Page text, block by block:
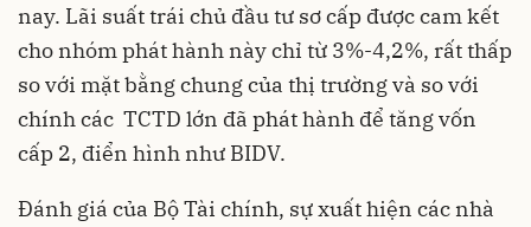
nay. Lãi suất trái chủ đầu tư sơ cấp được cam kết
cho nhóm phát hành này chỉ từ 3%-4,2%, rất thấp
so với mặt bằng chung của thị trường và so với
chính các TCTD lớn đã phát hành để tăng vốn
cấp 2, điển hình như BIDV.
Đánh giá của Bộ Tài chính, sự xuất hiện các nhà